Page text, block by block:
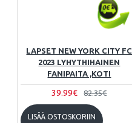
LAPSET NEW YORK CITY FC
2023 LYHYTHIHAINEN
FANIPAITA ,KOTI
39.99€ 82.35€
LISÄÄ OSTOSKORIIN